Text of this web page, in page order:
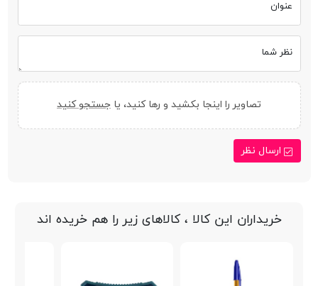
عنوان
نظر شما
تصاویر را اینجا بکشید و رها کنید، یا جستجو کنید
ارسال نظر
خریداران این کالا ، کالاهای زیر را هم خریده اند